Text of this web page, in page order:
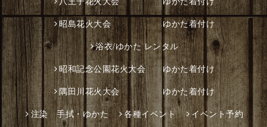
昭島花火大会 ゆかた着付け
浴衣/ゆかた レンタル
昭和記念公園花火大会 ゆかた着付け
隅田川花火大会 ゆかた着付け
注染 手拭・ゆかた 各種イベント イベント予約